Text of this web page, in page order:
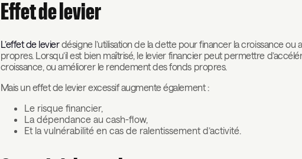
Effet de levier
L’effet de levierdésigne l’utilisation de la dette pour financer la croissance ou
propres. Lorsqu’il est bien maîtrisé, le levier financier peut permettre
croissance, ou améliorer le rendement des fonds propres.
Mais un effet de levier excessif augmente également :
Le risque financier,
La dépendance au cash-flow,
Et la vulnérabilité en cas de ralentissement d’activité.